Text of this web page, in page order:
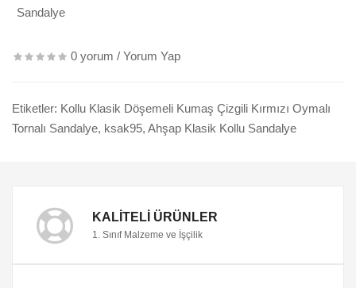
Sandalye
0 yorum / Yorum Yap
Etiketler: Kollu Klasik Döşemeli Kumaş Çizgili Kırmızı Oymalı
Tornalı Sandalye, ksak95, Ahşap Klasik Kollu Sandalye
KALITELI ÜRÜNLER
1. Sınıf Malzeme ve İşçilik